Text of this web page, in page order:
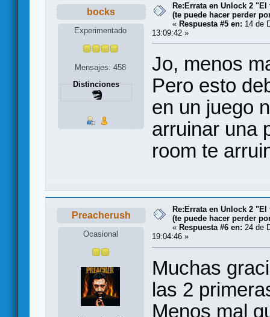
bocks
Experimentado
Mensajes: 458
Distinciones
Re:Errata en Unlock 2
(te puede hacer perder
« Respuesta #5 en: 14 de
13:09:42 »
Jo, menos
Pero esto
en un juego
arruinar una
room te
Preacherush
Ocasional
Re:Errata en Unlock 2
(te puede hacer perder
« Respuesta #6 en: 24 de
19:04:46 »
Muchas
las 2
Menos mal